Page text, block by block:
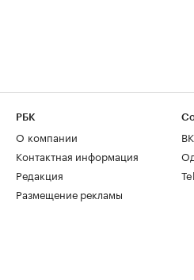
РБК
О компании
Контактная информация
Редакция
Размещение рекламы